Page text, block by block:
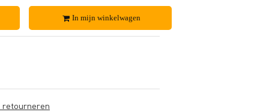
In mijn winkelwagen
retourneren